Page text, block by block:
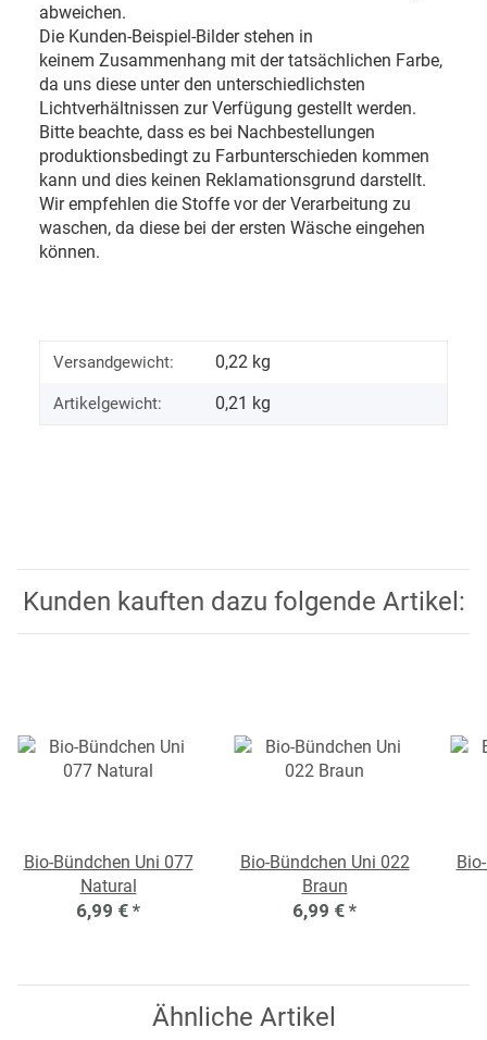
abweichen.
Die Kunden-Beispiel-Bilder stehen in
keinem Zusammenhang mit der tatsächlichen Farbe,
da uns diese unter den unterschiedlichsten
Lichtverhältnissen zur Verfügung gestellt werden.
Bitte beachte, dass es bei Nachbestellungen
produktionsbedingt zu Farbunterschieden kommen
kann und dies keinen Reklamationsgrund darstellt.
Wir empfehlen die Stoffe vor der Verarbeitung zu
waschen, da diese bei der ersten Wäsche eingehen
können.
Versandgewicht: 0,22 kg
Artikelgewicht: 0,21 kg
Kunden kauften dazu folgende Artikel:
Bio-Bündchen Uni 077
Natural
6,99 € *
Bio-Bündchen Uni 022
Braun
6,99 € *
Ähnliche Artikel